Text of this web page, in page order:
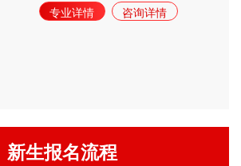
专业详情 咨询详情
新生报名流程